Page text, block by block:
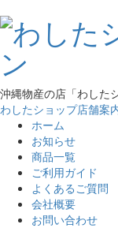
沖縄物産の店「わした
わしたショップ店舗案
ホーム
お知らせ
商品一覧
ご利用ガイド
よくあるご質問
会社概要
お問い合わせ